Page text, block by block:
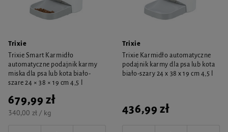
Trixie
Trixie Smart Karmidło
automatyczne podajnik karmy
miska dla psa lub kota biało-
szare 24 × 38 × 19 cm 4,5 l
679,99 zł
340,00 zł / kg
Trixie
Trixie Karmidło automatyczne
podajnik karmy dla psa lub kota
biało-szary 24 x 38 x 19 cm 4,5 l
436,99 zł